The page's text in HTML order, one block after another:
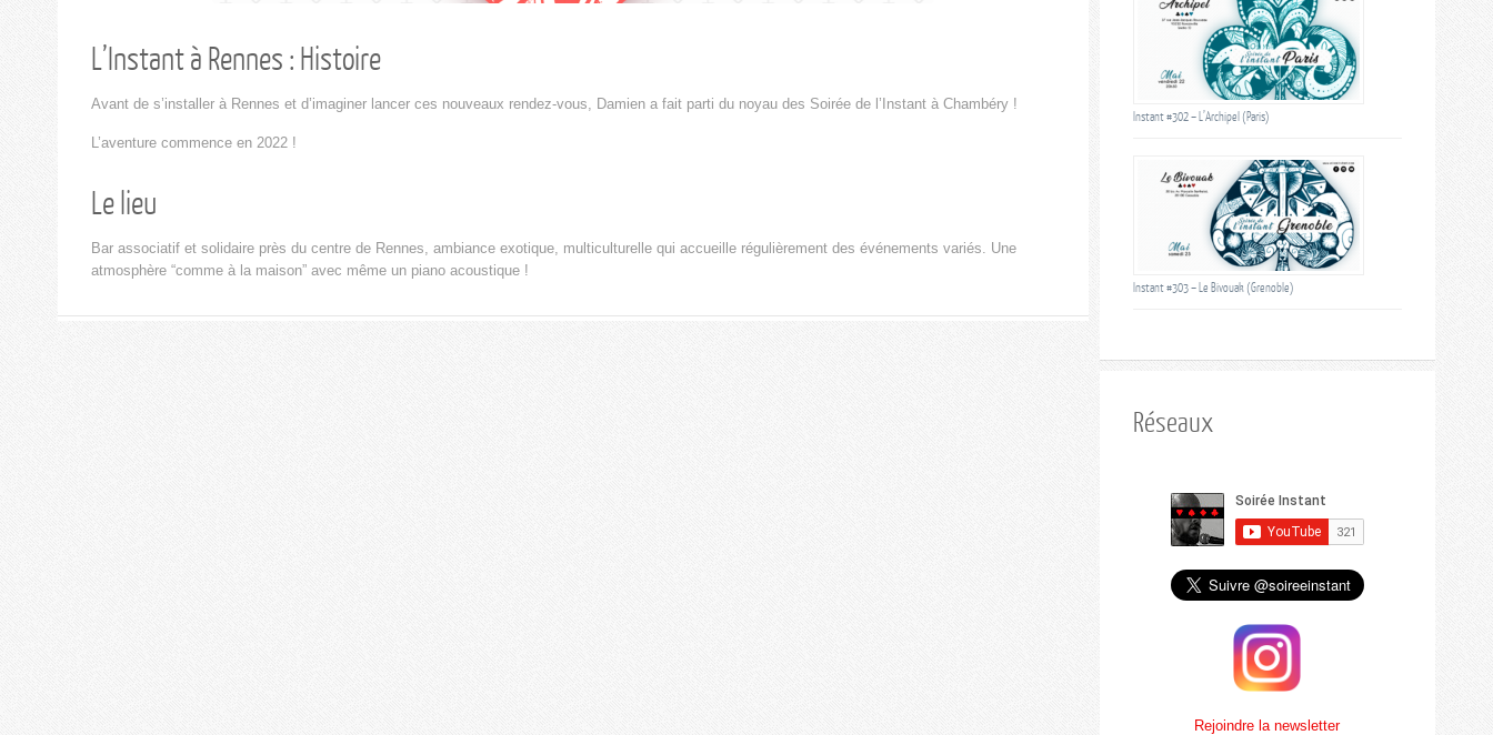
L’Instant à Rennes : Histoire
Avant de s’installer à Rennes et d’imaginer lancer ces nouveaux rendez-vous, Damien a fait parti du noyau des Soirée de l’Instant à Chambéry !
L’aventure commence en 2022 !
Le lieu
Bar associatif et solidaire près du centre de Rennes, ambiance exotique, multiculturelle qui accueille régulièrement des événements variés. Une
atmosphère “comme à la maison” avec même un piano acoustique !
Instant #302 – L’Archipel (Paris)
Instant #303 – Le Bivouak (Grenoble)
Réseaux
Rejoindre la newsletter